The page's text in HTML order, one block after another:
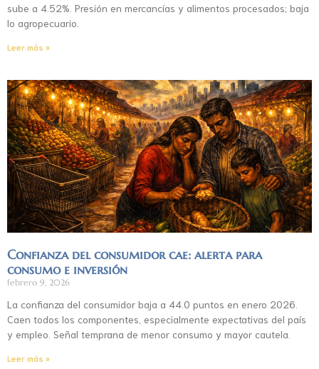
sube a 4.52%. Presión en mercancías y alimentos procesados; baja
lo agropecuario.
Leer más »
Confianza del consumidor cae: alerta para
consumo e inversión
febrero 9, 2026
La confianza del consumidor baja a 44.0 puntos en enero 2026.
Caen todos los componentes, especialmente expectativas del país
y empleo. Señal temprana de menor consumo y mayor cautela.
Leer más »